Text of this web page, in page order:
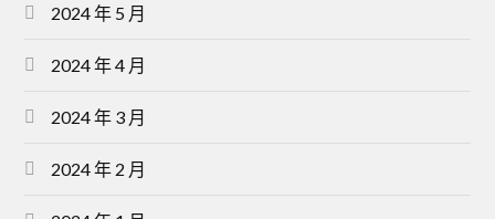
2024 年 5 月
2024 年 4 月
2024 年 3 月
2024 年 2 月